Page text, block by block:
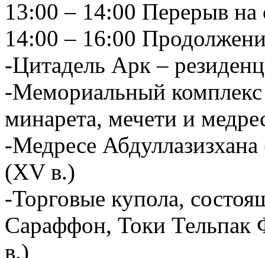
13:00 – 14:00 Перерыв на
14:00 – 16:00
-Цитадель Арк –
-Мемориальный
минарета, мечети и
-Медресе
(XV в.)
-Торговые купола,
Сараффон, Токи
в.)